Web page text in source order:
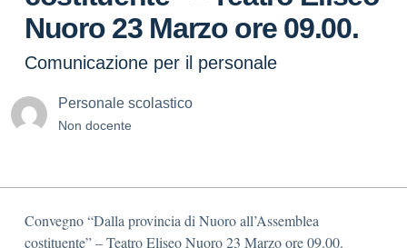
Nuoro 23 Marzo ore 09.00.
Comunicazione per il personale
Personale scolastico
Non docente
Convegno “Dalla provincia di Nuoro all’Assemblea
costituente” – Teatro Eliseo Nuoro 23 Marzo ore 09.00.